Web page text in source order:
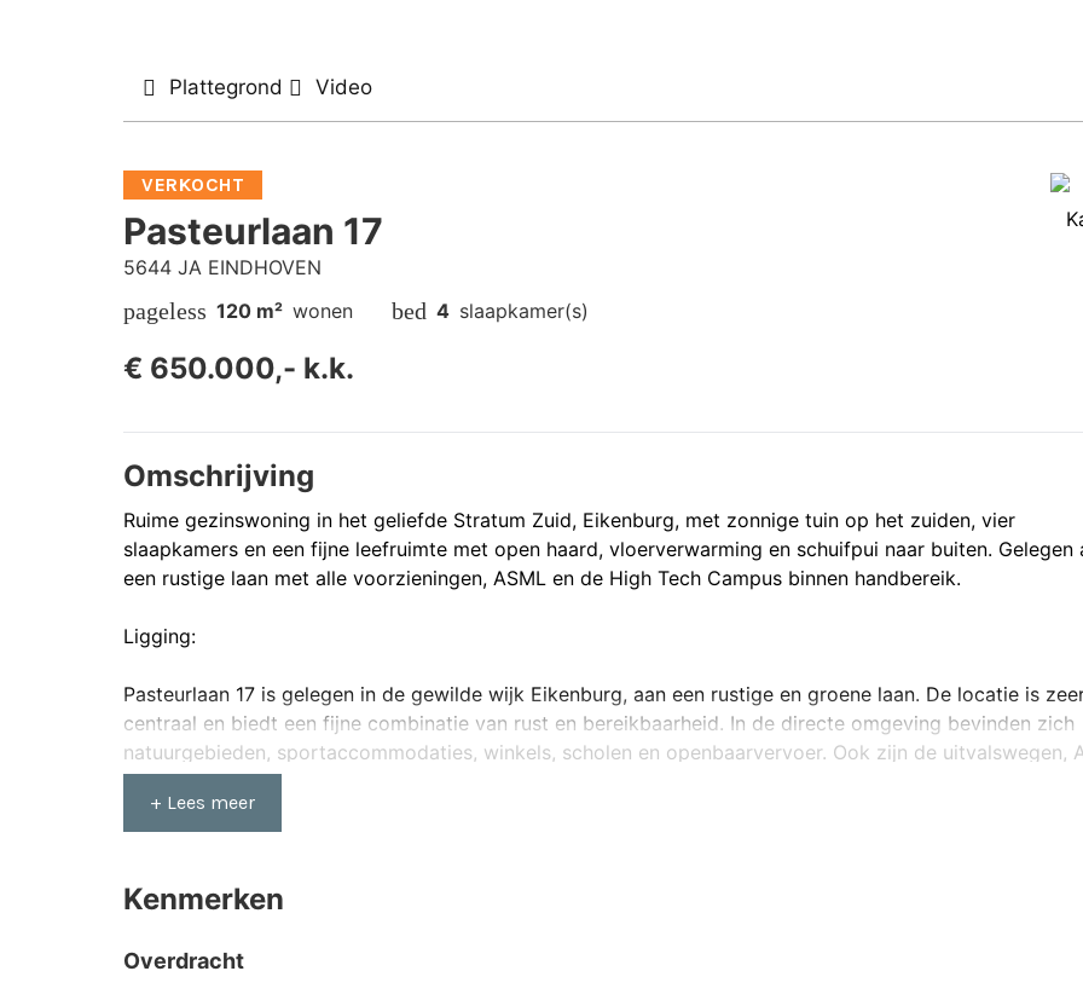
Plattegrond Video
VERKOCHT
Pasteurlaan 17
5644 JA EINDHOVEN
pageless 120 m² wonen bed 4 slaapkamer(s)
€ 650.000,- k.k.
Omschrijving
Ruime gezinswoning in het geliefde Stratum Zuid, Eikenburg, met zonnige tuin op het zuiden, vier
slaapkamers en een fijne leefruimte met open haard, vloerverwarming en schuifpui naar buiten. Gelegen
een rustige laan met alle voorzieningen, ASML en de High Tech Campus binnen handbereik.
Ligging:
Pasteurlaan 17 is gelegen in de gewilde wijk Eikenburg, aan een rustige en groene laan. De locatie is
centraal en biedt een fijne combinatie van rust en bereikbaarheid. In de directe omgeving bevinden zich
natuurgebieden, sportaccommodaties, winkels, scholen en openbaarvervoer. Ook zijn de uitvalswegen,
en de High Tech Campus binnen enkele minuten bereikbaar.
Entree
ook de meterkast. Vanuit de vestibule loop je door naar de centrale hal met toegang tot het toilet, de
begane grond is voorzien van een marmeren vloer.
+ Lees meer
Kenmerken
Overdracht